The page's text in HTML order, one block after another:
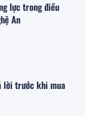
lực trong điều
An
lời trước khi mua